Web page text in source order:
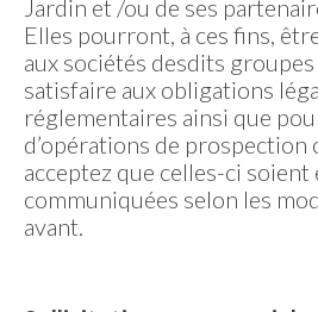
Jardin et /ou de ses
Elles pourront, à ces fins,
aux sociétés desdits
satisfaire aux obligations
réglementaires ainsi que
d’opérations de prospection
acceptez que celles-ci
communiquées selon les
avant.